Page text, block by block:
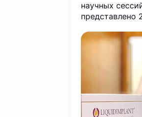
научных
представлено